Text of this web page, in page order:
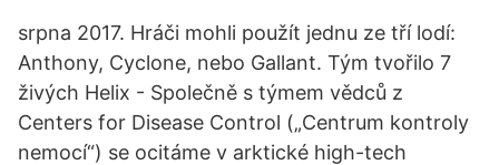
srpna 2017. Hráči mohli použít jednu ze tří lodí:
Anthony, Cyclone, nebo Gallant. Tým tvořilo 7
živých Helix - Společně s týmem vědců z
Centers for Disease Control („Centrum kontroly
nemocí“) se ocitáme v arktické high-tech